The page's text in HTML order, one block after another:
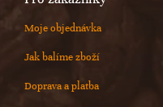
Moje objednávka
Jak balíme zboží
Doprava a platba